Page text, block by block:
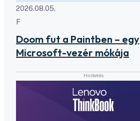
2026.08.05.
F
Doom fut a Paintben – egy
Microsoft-vezér mókája